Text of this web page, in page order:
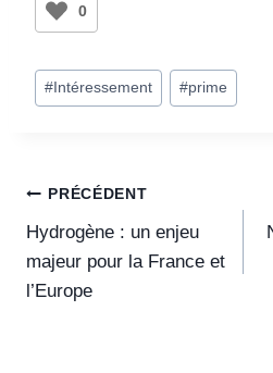
0
# Intéressement #prime
PRÉCÉDENT
Hydrogène : un enjeu
majeur pour la France et
l’Europe